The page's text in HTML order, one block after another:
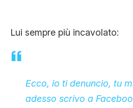
Lui sempre più incavolato:
Ecco, io ti denuncio, tu
adesso scrivo a